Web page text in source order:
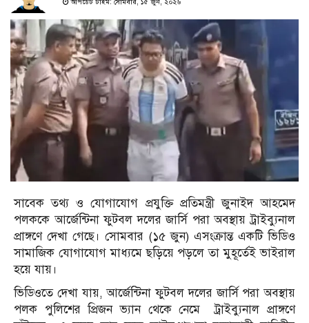
আপডেট টাইম: সোমবার, ১৫ জুন, ২০২৬
সাবেক তথ্য ও যোগাযোগ প্রযুক্তি প্রতিমন্ত্রী জুনাইদ আহমেদ
পলককে আর্জেন্টিনা ফুটবল দলের জার্সি পরা অবস্থায় ট্রাইব্যুনাল
প্রাঙ্গণে দেখা গেছে। সোমবার (১৫ জুন) এসংক্রান্ত একটি ভিডিও
সামাজিক যোগাযোগ মাধ্যমে ছড়িয়ে পড়লে তা মুহূর্তেই ভাইরাল
হয়ে যায়।
ভিডিওতে দেখা যায়, আর্জেন্টিনা ফুটবল দলের জার্সি পরা অবস্থায়
পলক পুলিশের প্রিজন ভ্যান থেকে নেমে ট্রাইব্যুনাল প্রাঙ্গণে